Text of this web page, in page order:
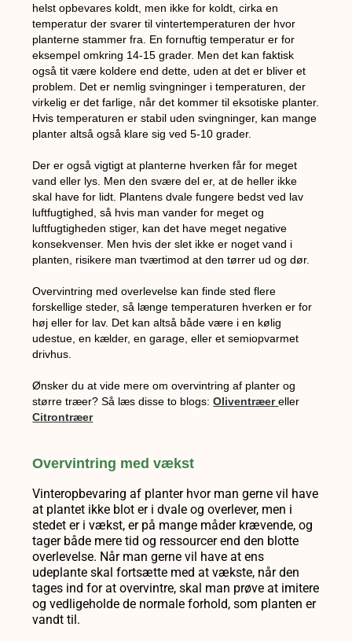
helst opbevares koldt, men ikke for koldt, cirka en
temperatur der svarer til vintertemperaturen der hvor
planterne stammer fra. En fornuftig temperatur er for
eksempel omkring 14-15 grader. Men det kan faktisk
også tit være koldere end dette, uden at det er bliver et
problem. Det er nemlig svingninger i temperaturen, der
virkelig er det farlige, når det kommer til eksotiske planter.
Hvis temperaturen er stabil uden svingninger, kan mange
planter altså også klare sig ved 5-10 grader.
Der er også vigtigt at planterne hverken får for meget
vand eller lys. Men den svære del er, at de heller ikke
skal have for lidt. Plantens dvale fungere bedst ved lav
luftfugtighed, så hvis man vander for meget og
luftfugtigheden stiger, kan det have meget negative
konsekvenser. Men hvis der slet ikke er noget vand i
planten, risikere man tværtimod at den tørrer ud og dør.
Overvintring med overlevelse kan finde sted flere
forskellige steder, så længe temperaturen hverken er for
høj eller for lav. Det kan altså både være i en kølig
udestue, en kælder, en garage, eller et semiopvarmet
drivhus.
Ønsker du at vide mere om overvintring af planter og
større træer? Så læs disse to blogs:Oliventræereller
Citrontræer
Overvintring med vækst
Vinteropbevaring af planter hvor man gerne vil have
at plantet ikke blot er i dvale og overlever, men i
stedet er i vækst, er på mange måder krævende, og
tager både mere tid og ressourcer end den blotte
overlevelse. Når man gerne vil have at ens
udeplante skal fortsætte med at vækste, når den
tages ind for at overvintre, skal man prøve at imitere
og vedligeholde de normale forhold, som planten er
vandt til.